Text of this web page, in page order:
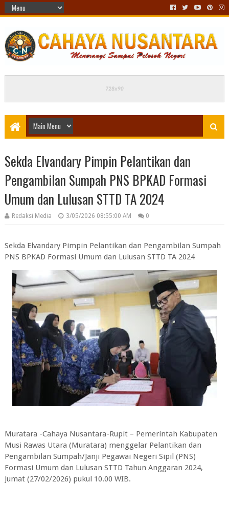
Sekda Elvandary Pimpin Pelantikan dan
Pengambilan Sumpah PNS BPKAD Formasi
Umum dan Lulusan STTD TA 2024
Redaksi Media 3/05/2026 08:55:00 AM 0
Sekda Elvandary Pimpin Pelantikan dan Pengambilan Sumpah
PNS BPKAD Formasi Umum dan Lulusan STTD TA 2024
Muratara -Cahaya Nusantara-Rupit – Pemerintah Kabupaten
Musi Rawas Utara (Muratara) menggelar Pelantikan dan
Pengambilan Sumpah/Janji Pegawai Negeri Sipil (PNS)
Formasi Umum dan Lulusan STTD Tahun Anggaran 2024,
Jumat (27/02/2026) pukul 10.00 WIB.